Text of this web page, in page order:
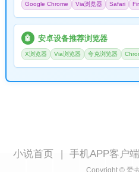
Google Chrome Via浏览器 Safari
🤖 安卓设备推荐浏览器
X浏览器 Via浏览器 夸克浏览器
小说首页 手机APP客户端
Copyright © 爱